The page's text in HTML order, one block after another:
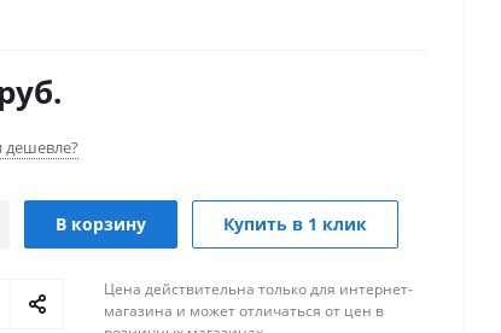
руб.
В корзину Купить в 1 клик
Цена действительна только для интернет-
магазина и может отличаться от цен в